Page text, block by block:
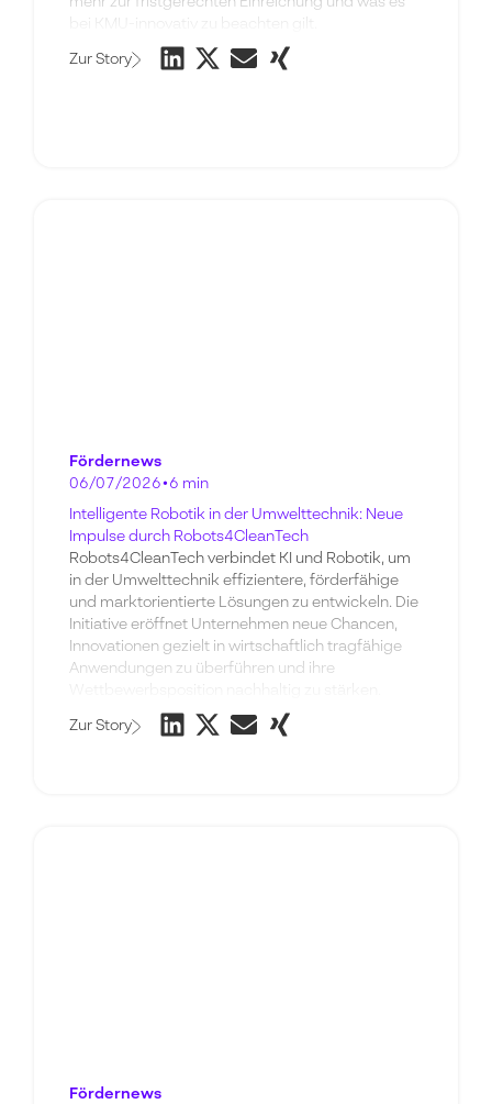
bei KMU-innovativ zu beachten gilt.
Zur Story
Fördernews
06/07/2026• 6 min
Intelligente Robotik in der Umwelttechnik: Neue
Impulse durch Robots4CleanTech
Robots4CleanTech verbindet KI und Robotik, um
in der Umwelttechnik effizientere, förderfähige
und marktorientierte Lösungen zu entwickeln. Die
Initiative eröffnet Unternehmen neue Chancen,
Innovationen gezielt in wirtschaftlich tragfähige
Anwendungen zu überführen und ihre
Zur Story
Fördernews